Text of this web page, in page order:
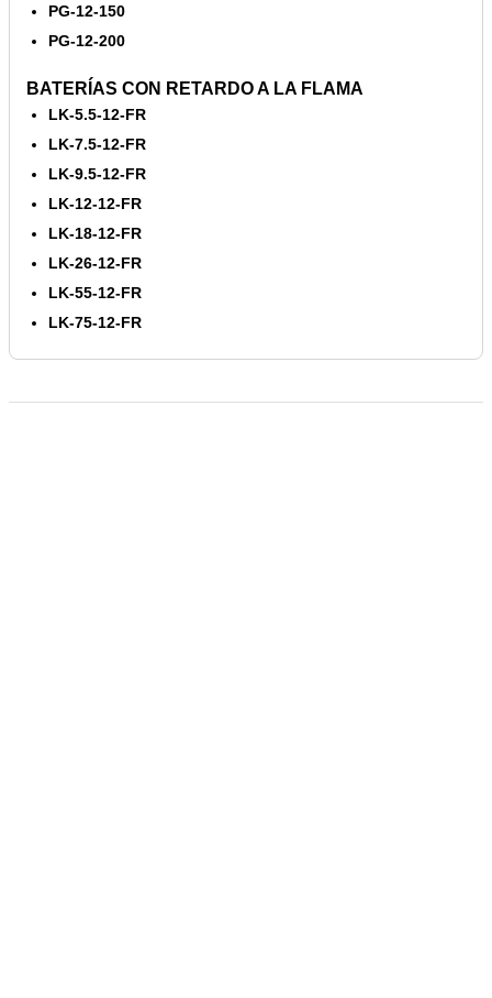
PG-12-150
PG-12-200
BATERÍAS CON RETARDO A LA FLAMA
LK-5.5-12-FR
LK-7.5-12-FR
LK-9.5-12-FR
LK-12-12-FR
LK-18-12-FR
LK-26-12-FR
LK-55-12-FR
LK-75-12-FR